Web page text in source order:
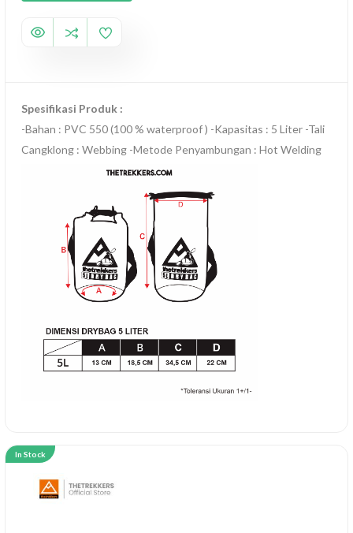
Spesifikasi Produk :
-Bahan : PVC 550 (100 % waterproof ) -Kapasitas : 5 Liter -Tali
Cangklong : Webbing -Metode Penyambungan : Hot Welding
In Stock